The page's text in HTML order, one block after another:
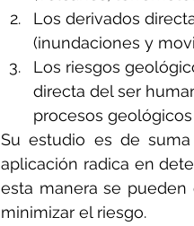
Los derivados
(inundaciones y
Los riesgos
directa del ser
procesos
Su estudio es de
aplicación radica en
esta manera se
minimizar el riesgo.